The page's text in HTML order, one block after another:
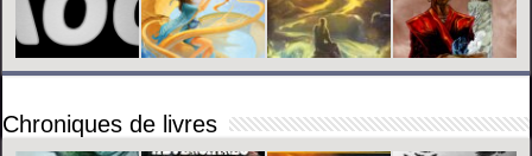
Chroniques de livres